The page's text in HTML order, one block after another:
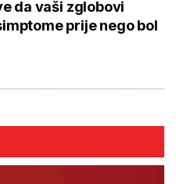
da vaši zglobovi
prije nego bol